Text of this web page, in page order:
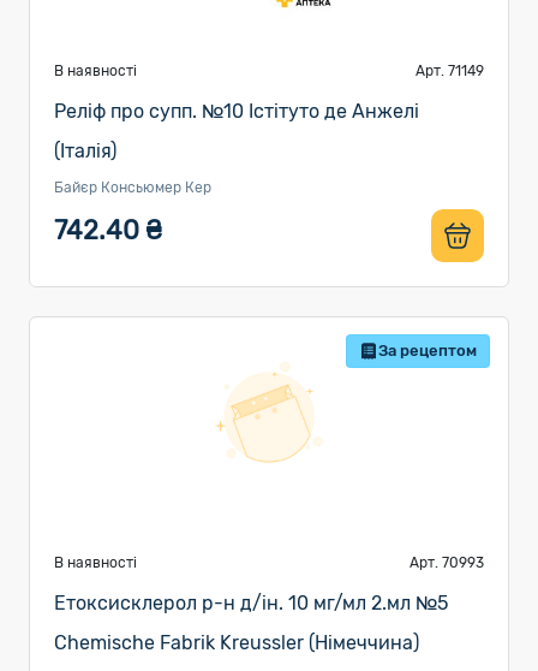
В наявності Арт. 71149
Реліф про супп. №10 Істітуто де Анжелі
(Італія)
Байєр Консьюмер Кер
742.40 ₴
За рецептом
В наявності Арт. 70993
Етоксисклерол р-н д/ін. 10 мг/мл 2.мл №5
Chemische Fabrik Kreussler (Німеччина)